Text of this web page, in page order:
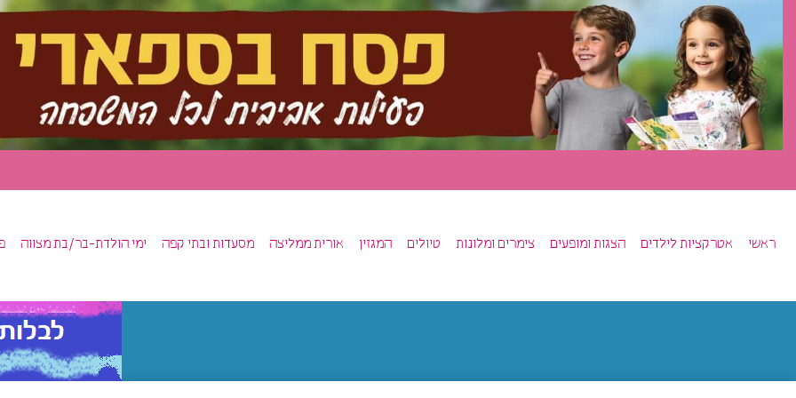
ראשי אטרקציות לילדים הצגות ומופעים צימרים ומלונות טיולים המגזין אורית ממליצה מסעדות ובתי קפה ימי הולדת-בר/בת מצווה